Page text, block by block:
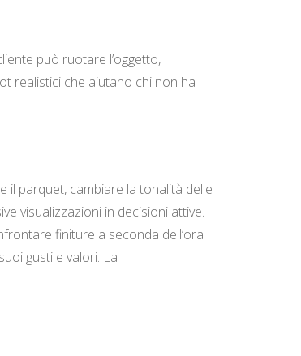
può ruotare l’oggetto,
realistici che aiutano chi non ha
il parquet, cambiare la tonalità delle
visualizzazioni in decisioni attive.
finiture a seconda dell’ora
gusti e valori. La